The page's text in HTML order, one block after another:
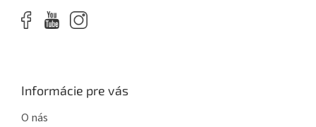
Informácie pre vás
O nás